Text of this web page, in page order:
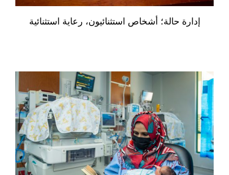
إدارة حالة؛ أشخاص استثنائيون، رعاية استثنائية